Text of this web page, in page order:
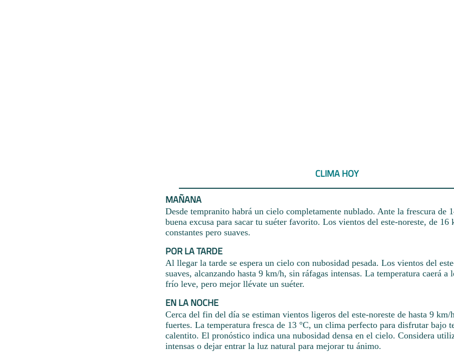
CLIMA HOY
MAÑANA
Desde tempranito habrá un cielo completamente nublado. Ante la frescura de
buena excusa para sacar tu suéter favorito. Los vientos del este-noreste, de 16
constantes pero suaves.
POR LA TARDE
Al llegar la tarde se espera un cielo con nubosidad pesada. Los vientos del
suaves, alcanzando hasta 9 km/h, sin ráfagas intensas. La temperatura caerá a
frío leve, pero mejor llévate un suéter.
EN LA NOCHE
Cerca del fin del día se estiman vientos ligeros del este-noreste de hasta 9 km/
fuertes. La temperatura fresca de 13 °C, un clima perfecto para disfrutar bajo
calentito. El pronóstico indica una nubosidad densa en el cielo. Considera
intensas o dejar entrar la luz natural para mejorar tu ánimo.